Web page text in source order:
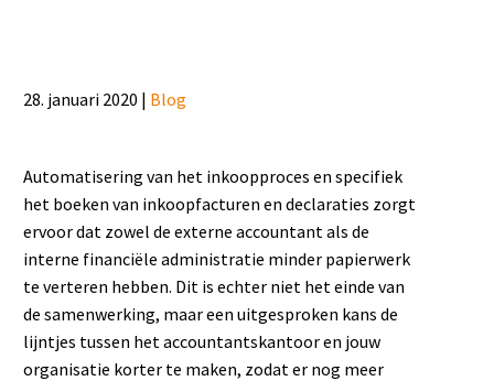
28. januari 2020 | Blog
Automatisering van het inkoopproces en specifiek
het boeken van inkoopfacturen en declaraties zorgt
ervoor dat zowel de externe accountant als de
interne financiële administratie minder papierwerk
te verteren hebben. Dit is echter niet het einde van
de samenwerking, maar een uitgesproken kans de
lijntjes tussen het accountantskantoor en jouw
organisatie korter te maken, zodat er nog meer